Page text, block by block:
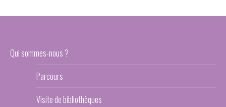
Qui sommes-nous ?
Parcours
Visite de bibliothèques